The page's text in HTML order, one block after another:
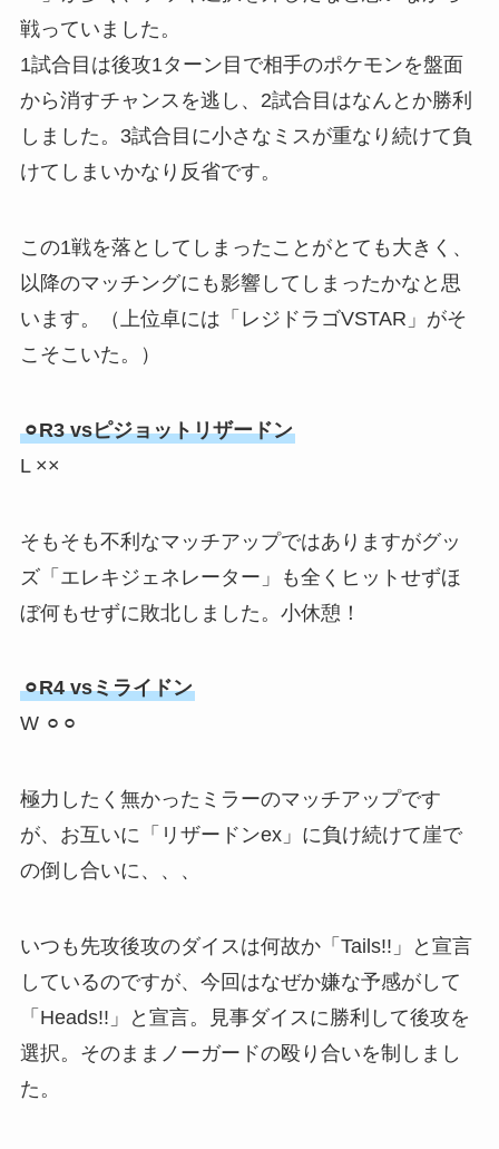
戦っていました。
1試合目は後攻1ターン目で相手のポケモンを盤面
から消すチャンスを逃し、2試合目はなんとか勝利
しました。3試合目に小さなミスが重なり続けて負
けてしまいかなり反省です。
この1戦を落としてしまったことがとても大きく、
以降のマッチングにも影響してしまったかなと思
います。（上位卓には「レジドラゴVSTAR」がそ
こそこいた。）
⚪︎R3 vsピジョットリザードン
L ××
そもそも不利なマッチアップではありますがグッ
ズ「エレキジェネレーター」も全くヒットせずほ
ぼ何もせずに敗北しました。小休憩！
⚪︎R4 vsミライドン
W ⚪︎⚪︎
極力したく無かったミラーのマッチアップです
が、お互いに「リザードンex」に負け続けて崖で
の倒し合いに、、、
いつも先攻後攻のダイスは何故か「Tails!!」と宣言
しているのですが、今回はなぜか嫌な予感がして
「Heads!!」と宣言。見事ダイスに勝利して後攻を
選択。そのままノーガードの殴り合いを制しまし
た。